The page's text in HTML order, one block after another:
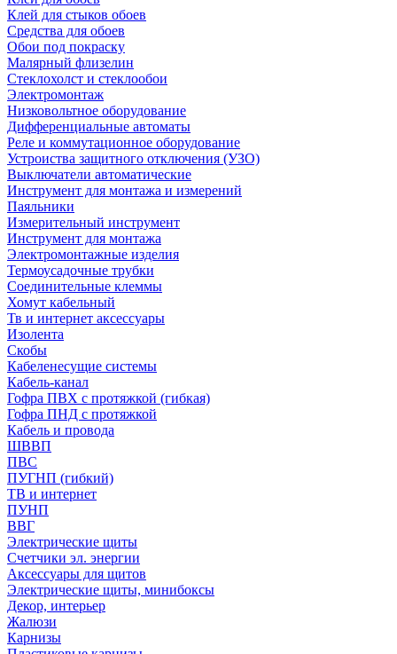
Клей для стыков обоев
Средства для обоев
Обои под покраску
Малярный флизелин
Стеклохолст и стеклообои
Электромонтаж
Низковольтное оборудование
Дифференциальные автоматы
Реле и коммутационное оборудование
Устроиства защитного отключения (УЗО)
Выключатели автоматические
Инструмент для монтажа и измерений
Паяльники
Измерительный инструмент
Инструмент для монтажа
Электромонтажные изделия
Термоусадочные трубки
Соединительные клеммы
Хомут кабельный
Тв и интернет аксессуары
Изолента
Скобы
Кабеленесущие системы
Кабель-канал
Гофра ПВХ с протяжкой (гибкая)
Гофра ПНД с протяжкой
Кабель и провода
ШВВП
ПВС
ПУГНП (гибкий)
ТВ и интернет
ПУНП
ВВГ
Электрические щиты
Счетчики эл. энергии
Аксессуары для щитов
Электрические щиты, минибоксы
Декор, интерьер
Жалюзи
Карнизы